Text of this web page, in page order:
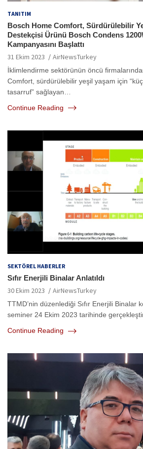
TANITIM
Bosch Home Comfort, Sürdürülebilir
Destekçisi Ürünü Bosch Condens
Kampanyasını Başlattı
31 Ekim 2023 AirNewsTurkey
İklimlendirme sektörünün öncü
Comfort, sürdürülebilir yeşil yaşam için
tasarruf” sağlayan…
Continue Reading
SEKTÖREL HABERLER
Sıfır Enerjili Binalar Anlatıldı
30 Ekim 2023 AirNewsTurkey
TTMD’nin düzenlediği Sıfır Enerjili Binalar
seminer 24 Ekim 2023 tarihinde
Continue Reading